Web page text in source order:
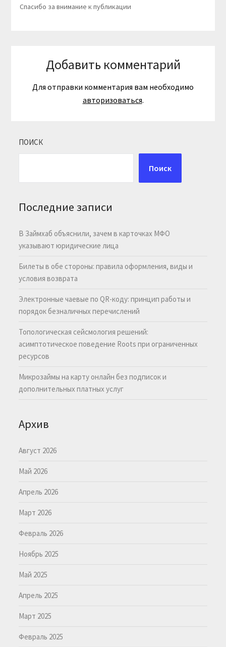
Спасибо за внимание к публикации
Добавить комментарий
Для отправки комментария вам необходимо
авторизоваться.
ПОИСК
Поиск
Последние записи
В Займхаб объяснили, зачем в карточках МФО
указывают юридические лица
Билеты в обе стороны: правила оформления, виды и
условия возврата
Электронные чаевые по QR-коду: принцип работы и
порядок безналичных перечислений
Топологическая сейсмология решений:
асимптотическое поведение Roots при ограниченных
ресурсов
Микрозаймы на карту онлайн без подписок и
дополнительных платных услуг
Архив
Август 2026
Май 2026
Апрель 2026
Март 2026
Февраль 2026
Ноябрь 2025
Май 2025
Апрель 2025
Март 2025
Февраль 2025